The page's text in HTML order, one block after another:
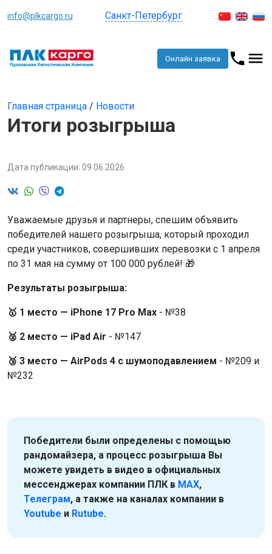
info@plkcargo.ru Санкт-Петербург
Онлайн заявка
Главная страница / Новости
Итоги розыгрыша
Дата публикации: 09.06.2026
Уважаемые друзья и партнеры, спешим объявить
победителей нашего розыгрыша, который проходил
среди участников, совершивших перевозки с 1 апреля
по 31 мая на сумму от 100 000 рублей! 🎁
Результаты розыгрыша:
🥇 1 место — iPhone 17 Pro Max - №38
🥈 2 место — iPad Air - №147
🥉 3 место — AirPods 4 с шумоподавлением - №209 и
№232
Победители были определены с помощью
рандомайзера, а процесс розыгрыша Вы
можете увидеть в видео в официальных
мессенджерах компании ПЛК в MAX,
Телеграм, а также на каналах компании в
Youtube и Rutube.